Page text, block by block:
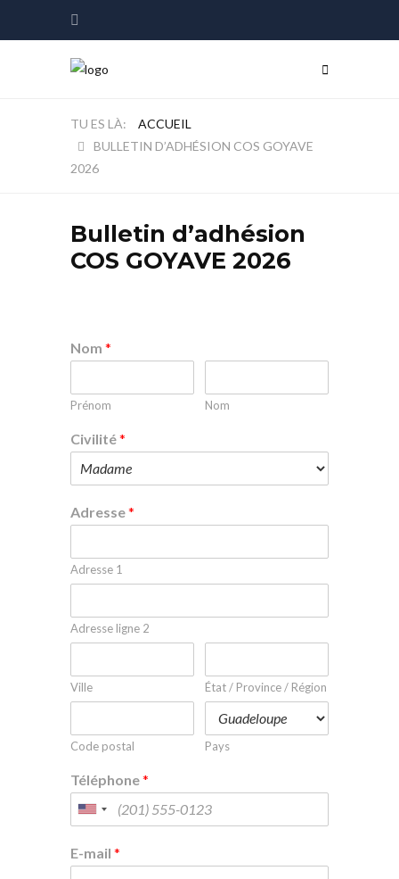
ACCUEIL
BULLETIN D’ADHÉSION COS GOYAVE
2026
Bulletin d’adhésion
COS GOYAVE 2026
Nom *
Prénom Nom
Civilité*
Adresse*
Adresse 1
Adresse ligne 2
Ville État / Province / Région
Code postal Pays
Téléphone*
E-mail *